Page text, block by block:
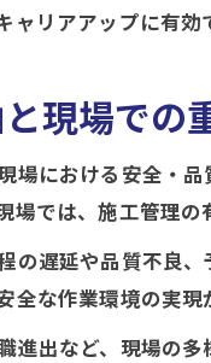
リアアップに有
現場での
場における安全・
では、施工管理の
の遅延や品質不良
な作業環境の実現
進出など、現場の